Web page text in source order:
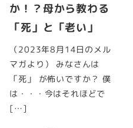
か！？母から教わる
「死」と「老い」
（2023年8月14日のメル
マガより） みなさんは
「死」 が怖いですか？ 僕
は・・・今はそれほどで
[…]